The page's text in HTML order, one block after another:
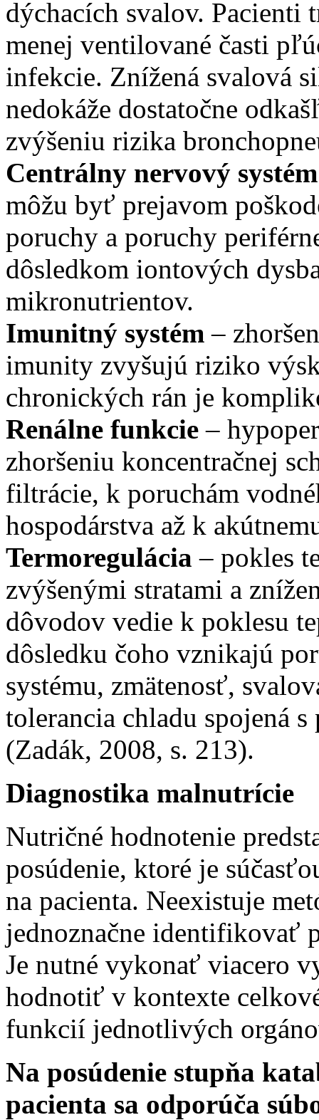
dýchacích svalov.
menej ventilované časti
infekcie. Znížená svalová
nedokáže dostatočne
zvýšeniu rizika
Centrálny nervový systém
môžu byť prejavom
poruchy a poruchy
dôsledkom iontových
mikronutrientov.
Imunitný systém –
imunity zvyšujú riziko
chronických rán je
Renálne funkcie –
zhoršeniu koncentračnej
filtrácie, k poruchám
hospodárstva až k
Termoregulácia – pokles
zvýšenými stratami a
dôvodov vedie k poklesu
dôsledku čoho vznikajú
systému, zmätenosť,
tolerancia chladu spojená
(Zadák, 2008, s. 213).
Diagnostika malnutrície
Nutričné hodnotenie
posúdenie, ktoré je
na pacienta. Neexistuje
jednoznačne identifikovať
Je nutné vykonať viacero
hodnotiť v kontexte
funkcií jednotlivých
Na posúdenie stupňa
pacienta sa odporúča